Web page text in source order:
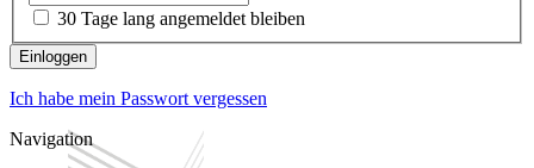
30 Tage lang angemeldet bleiben
Ich habe mein Passwort vergessen
Navigation